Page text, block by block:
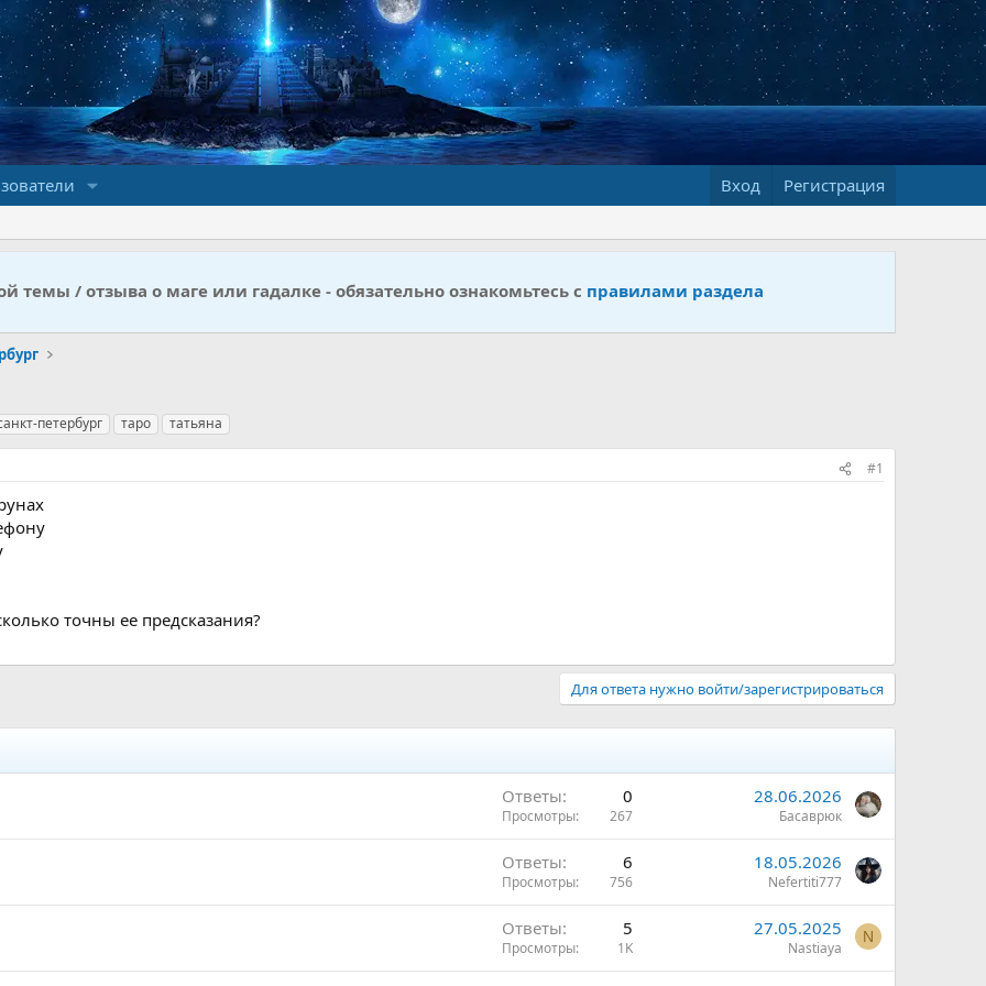
Вход Регистрация
темы / отзыва о маге или гадалке - обязательно ознакомьтесь с правилами раздела
петербург таро татьяна
#1
точны ее предсказания?
Для ответа нужно войти/зарегистрироваться
Ответы 0
Просмотры 267
28.06.2026
Басаврюк
Ответы 6
Просмотры 756
18.05.2026
Nefertiti777
Ответы 5
Просмотры 1K
27.05.2025
Nastiaya
N